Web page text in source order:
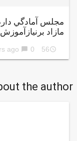
مجلس آمادگي
مازاد
access_time
56 years ago
chat_bubble 0
the author